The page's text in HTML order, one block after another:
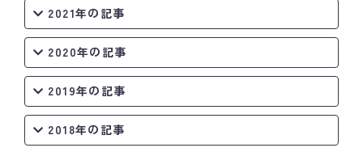
2021年の記事
2020年の記事
2019年の記事
2018年の記事